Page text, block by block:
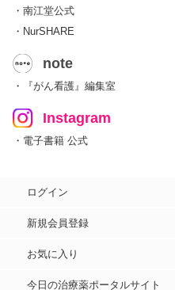
・南江堂公式
・NurSHARE
note
・『がん看護』編集室
Instagram
・電子書籍 公式
ログイン
新規会員登録
お気に入り
今日の治療薬ポータルサイト